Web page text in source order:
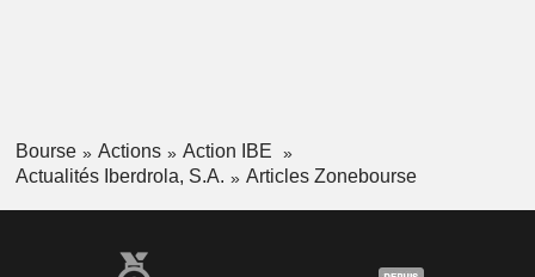
Bourse Actions
Action IBE
Actualités Iberdrola, S.A.
Articles Zonebourse